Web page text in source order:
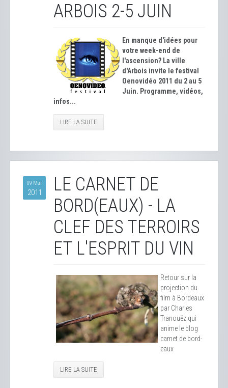
ARBOIS 2-5 JUIN
En manque d'idées pour
votre week-end de
l'ascension? La ville
d'Arbois invite le festival
Oenovidéo 2011 du 2 au 5
Juin. Programme, vidéos,
infos...
LIRE LA SUITE
09 Mai
2011
LE CARNET DE
BORD(EAUX) - LA
CLEF DES TERROIRS
ET L'ESPRIT DU VIN
Retour sur la
projection du
film à Bordeaux
par Charles
Tranouëz qui
anime le blog
carnet de bord-
eaux
LIRE LA SUITE